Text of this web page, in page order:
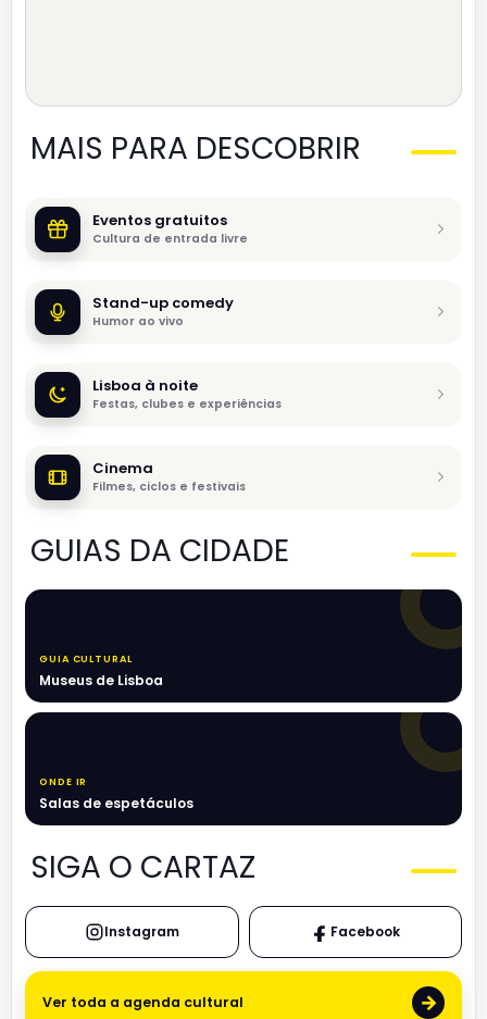
MAIS PARA DESCOBRIR
Eventos gratuitos
Cultura de entrada livre
Stand-up comedy
Humor ao vivo
Lisboa à noite
Festas, clubes e experiências
Cinema
Filmes, ciclos e festivais
GUIAS DA CIDADE
GUIA CULTURAL
Museus de Lisboa
ONDE IR
Salas de espetáculos
SIGA O CARTAZ
Instagram Facebook
Ver toda a agenda cultural →